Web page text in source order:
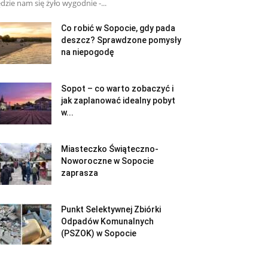
nam się żyło wygodnie -...
Co robić w Sopocie, gdy pada
deszcz? Sprawdzone pomysły
na niepogodę
Sopot – co warto zobaczyć i
jak zaplanować idealny pobyt
w...
Miasteczko Świąteczno-
Noworoczne w Sopocie
zaprasza
Punkt Selektywnej Zbiórki
Odpadów Komunalnych
(PSZOK) w Sopocie